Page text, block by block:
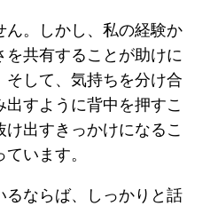
ん。しかし、私の経験か
を共有することが助けに
そして、気持ちを分け合
すように背中を押すこ
出すきっかけになるこ
います。
るならば、しっかりと話